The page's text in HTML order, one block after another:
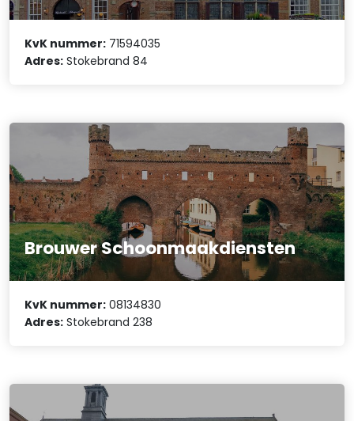
KvK nummer: 71594035
Adres: Stokebrand 84
Brouwer Schoonmaakdiensten
KvK nummer: 08134830
Adres: Stokebrand 238